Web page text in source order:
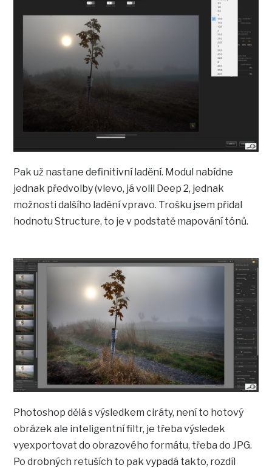
Pak už nastane definitivní ladění. Modul nabídne
jednak předvolby (vlevo, já volil Deep 2, jednak
možnosti dalšího ladění vpravo. Trošku jsem přidal
hodnotu Structure, to je v podstatě mapování tónů.
Photoshop dělá s výsledkem ciráty, není to hotový
obrázek ale inteligentní filtr, je třeba výsledek
vyexportovat do obrazového formátu, třeba do JPG.
Po drobných retuších to pak vypadá takto, rozdíl